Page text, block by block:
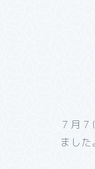
７月
ました。